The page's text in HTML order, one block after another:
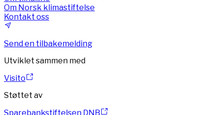
Om Norsk klimastiftelse
Kontakt oss
Send en tilbakemelding
Utviklet sammen med
Visito
Støttet av
Sparebankstiftelsen DNB